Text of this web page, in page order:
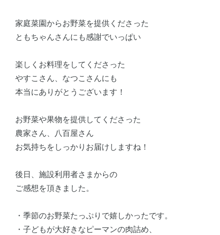
家庭菜園からお野菜を提供くださった
ともちゃんさんにも感謝でいっぱい
楽しくお料理をしてくださった
やすこさん、なつこさんにも
本当にありがとうございます！
お野菜や果物を提供してくださった
農家さん、八百屋さん
お気持ちをしっかりお届けしますね！
後日、施設利用者さまからの
ご感想を頂きました。
・季節のお野菜たっぷりで嬉しかったです。
・子どもが大好きなピーマンの肉詰め、